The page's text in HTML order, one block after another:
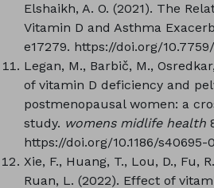
Elshaikh, A. O. (2021). The
Vitamin D and Asthma
e17279. https://doi.org/
Legan, M., Barbič, M.,
of vitamin D deficiency and
postmenopausal women: a
study. womens midlife health
https://doi.org/10.1186/
Xie, F., Huang, T., Lou, D., Fu,
Ruan, L. (2022). Effect of